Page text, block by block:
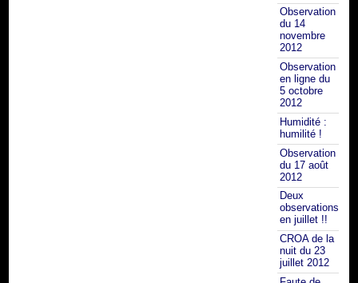
Observation
du 14
novembre
2012
Observation
en ligne du
5 octobre
2012
Humidité :
humilité !
Observation
du 17 août
2012
Deux
observations
en juillet !!
CROA de la
nuit du 23
juillet 2012